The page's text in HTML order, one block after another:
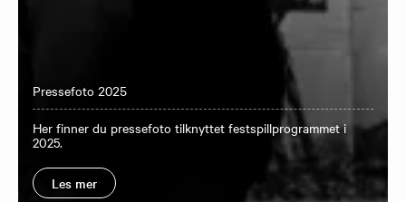
Pressefoto 2025
Her finner du pressefoto tilknyttet festspillprogrammet i
2025.
Les mer